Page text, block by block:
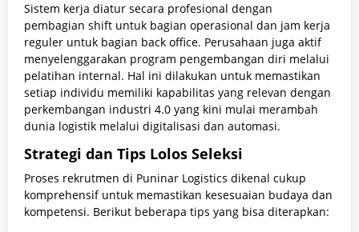
Sistem kerja diatur secara profesional dengan
pembagian shift untuk bagian operasional dan jam kerja
reguler untuk bagian back office. Perusahaan juga aktif
menyelenggarakan program pengembangan diri melalui
pelatihan internal. Hal ini dilakukan untuk memastikan
setiap individu memiliki kapabilitas yang relevan dengan
perkembangan industri 4.0 yang kini mulai merambah
dunia logistik melalui digitalisasi dan automasi.
Strategi dan Tips Lolos Seleksi
Proses rekrutmen di Puninar Logistics dikenal cukup
komprehensif untuk memastikan kesesuaian budaya dan
kompetensi. Berikut beberapa tips yang bisa diterapkan: